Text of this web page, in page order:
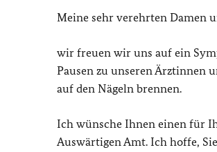
Meine sehr verehrten Damen
wir freuen wir uns auf ein
Pausen zu unseren Ärztinnen
auf den Nägeln brennen.
Ich wünsche Ihnen einen für
Auswärtigen Amt. Ich hoffe,